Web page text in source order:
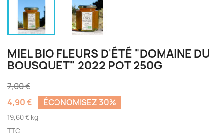
MIEL BIO FLEURS D'ÉTÉ "DOMAINE DU
BOUSQUET" 2022 POT 250G
7,00 €
4,90 €
ÉCONOMISEZ 30%
19,60 € kg
TTC